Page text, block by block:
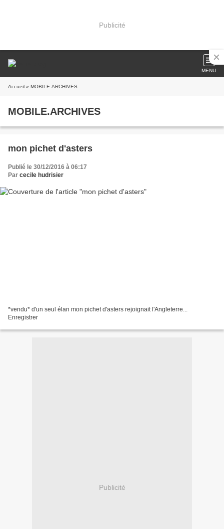
Publicité
MENU
Accueil » MOBILE.ARCHIVES
MOBILE.ARCHIVES
mon pichet d'asters
Publié le 30/12/2016 à 06:17
Par cecile hudrisier
*vendu* d'un seul élan mon pichet d'asters rejoignait l'Angleterre...
Enregistrer
Publicité